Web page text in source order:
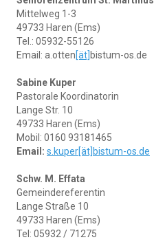
Mittelweg 1-3
49733 Haren (Ems)
Tel.: 05932-55126
Email: a.otten[ät] bistum-os.de
Sabine Kuper
Pastorale Koordinatorin
Lange Str. 10
49733 Haren (Ems)
Mobil: 0160 93181465
Email: s.kuper[ät]bistum-os.de
Schw. M. Effata
Gemeindereferentin
Lange Straße 10
49733 Haren (Ems)
Tel: 05932 / 71275